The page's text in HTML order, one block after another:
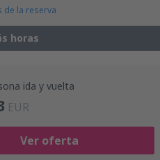
de la reserva
horas
ida y vuelta
EUR
Ver oferta